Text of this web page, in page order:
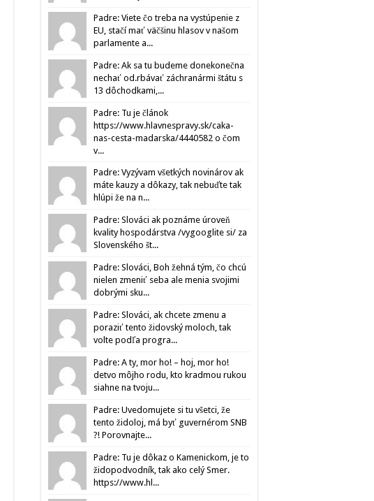
Padre: Viete čo treba na vystúpenie z
EU, stačí mať väčšinu hlasov v našom
parlamente a...
Padre: Ak sa tu budeme donekonečna
nechať od.rbávať záchranármi štátu s
13 dôchodkami,...
Padre: Tu je článok
https://www.hlavnespravy.sk/caka-
nas-cesta-madarska/4440582 o čom
v...
Padre: Vyzývam všetkých novinárov ak
máte kauzy a dôkazy, tak nebuďte tak
hlúpi že na n...
Padre: Slováci ak poznáme úroveň
kvality hospodárstva /vygooglite si/ za
Slovenského št...
Padre: Slováci, Boh žehná tým, čo chcú
nielen zmeniť seba ale menia svojimi
dobrými sku...
Padre: Slováci, ak chcete zmenu a
poraziť tento židovský moloch, tak
volte podľa progra...
Padre: A ty, mor ho! – hoj, mor ho!
detvo môjho rodu, kto kradmou rukou
siahne na tvoju...
Padre: Uvedomujete si tu všetci, že
tento židoloj, má byť guvernérom SNB
?! Porovnajte...
Padre: Tu je dôkaz o Kamenickom, je to
židopodvodník, tak ako celý Smer.
https://www.hl...